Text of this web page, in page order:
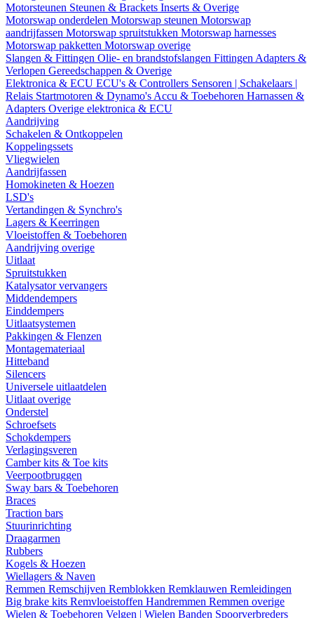
Motorsteunen Steunen & Brackets Inserts & Overige
Motorswap onderdelen Motorswap steunen Motorswap
aandrijfassen Motorswap spruitstukken Motorswap harnesses
Motorswap pakketten Motorswap overige
Slangen & Fittingen Olie- en brandstofslangen Fittingen Adapters &
Verlopen Gereedschappen & Overige
Elektronica & ECU ECU's & Controllers Sensoren | Schakelaars |
Relais Startmotoren & Dynamo's Accu & Toebehoren Harnassen &
Adapters Overige elektronica & ECU
Aandrijving
Schakelen & Ontkoppelen
Koppelingssets
Vliegwielen
Aandrijfassen
Homokineten & Hoezen
LSD's
Vertandingen & Synchro's
Lagers & Keerringen
Vloeistoffen & Toebehoren
Aandrijving overige
Uitlaat
Spruitstukken
Katalysator vervangers
Middendempers
Einddempers
Uitlaatsystemen
Pakkingen & Flenzen
Montagemateriaal
Hitteband
Silencers
Universele uitlaatdelen
Uitlaat overige
Onderstel
Schroefsets
Schokdempers
Verlagingsveren
Camber kits & Toe kits
Veerpootbruggen
Sway bars & Toebehoren
Braces
Traction bars
Stuurinrichting
Draagarmen
Rubbers
Kogels & Hoezen
Wiellagers & Naven
Remmen Remschijven Remblokken Remklauwen Remleidingen
Big brake kits Remvloeistoffen Handremmen Remmen overige
Wielen & Toebehoren Velgen | Wielen Banden Spoorverbreders